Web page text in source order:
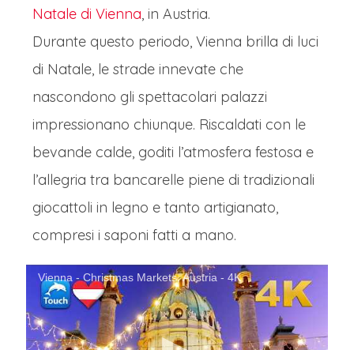
Natale di Vienna, in Austria.
Durante questo periodo, Vienna brilla di luci
di Natale, le strade innevate che
nascondono gli spettacolari palazzi
impressionano chiunque. Riscaldati con le
bevande calde, goditi l’atmosfera festosa e
l’allegria tra bancarelle piene di tradizionali
giocattoli in legno e tanto artigianato,
compresi i saponi fatti a mano.
Vienna - Christmas Markets, Austria - 4K